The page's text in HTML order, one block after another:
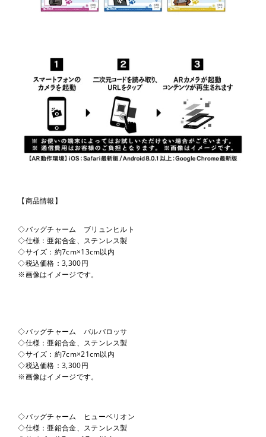
【商品情報】
◇バッグチャーム ブリュンヒルト
◇仕様：亜鉛合金、ステンレス製
◇サイズ：約7cm×13cm以内
◇税込価格：3,300円
※画像はイメージです。
◇バッグチャーム バルバロッサ
◇仕様：亜鉛合金、ステンレス製
◇サイズ：約7cm×21cm以内
◇税込価格：3,300円
※画像はイメージです。
◇バッグチャーム ヒューベリオン
◇仕様：亜鉛合金、ステンレス製